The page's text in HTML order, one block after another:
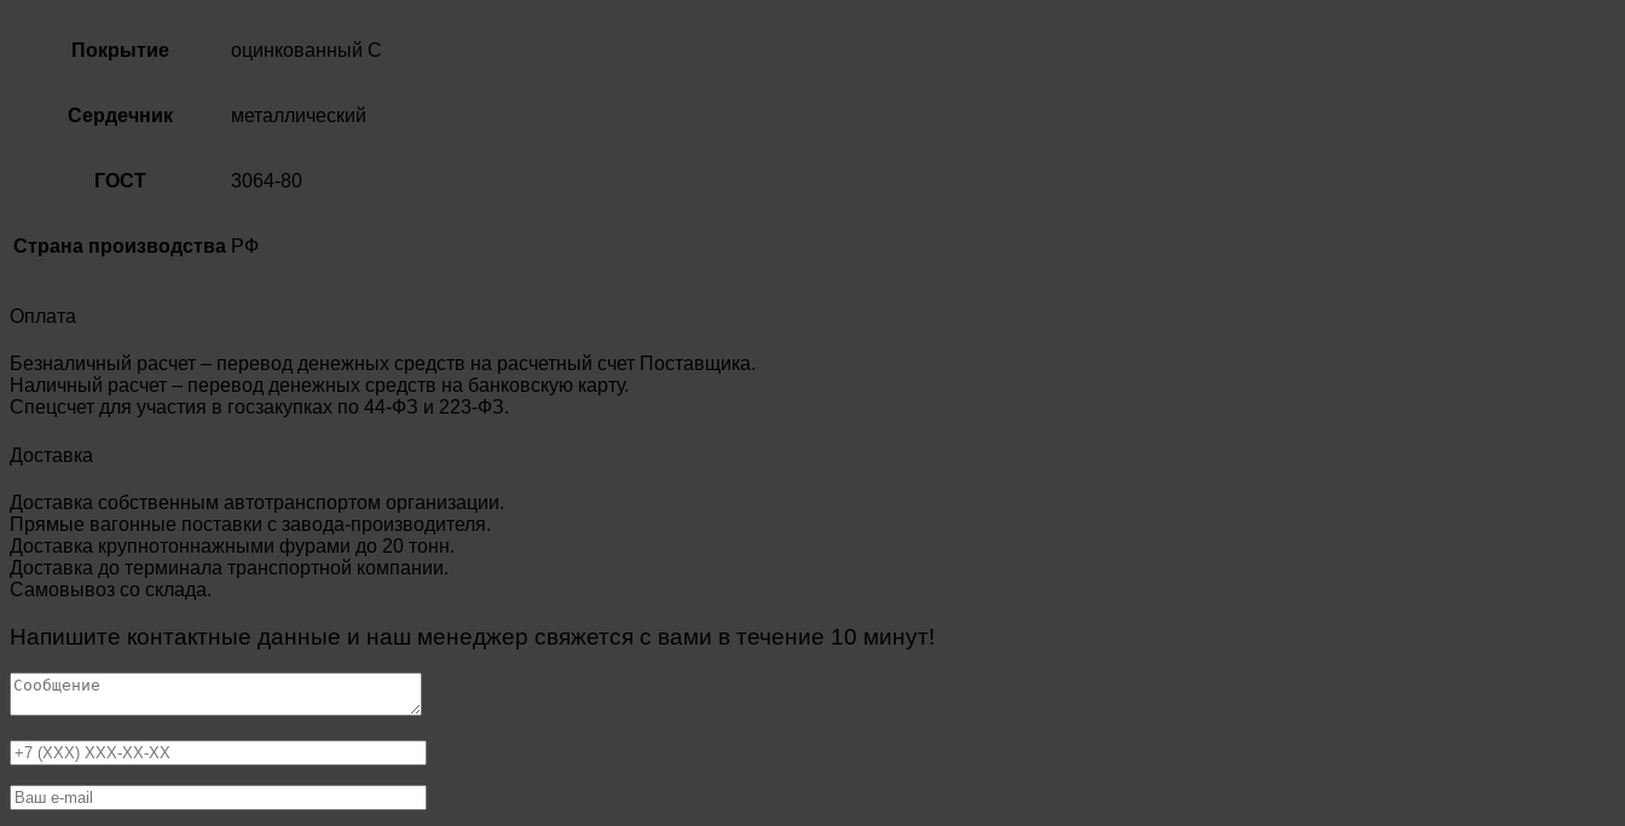
Покрытие оцинкованный С
Сердечник металлический
ГОСТ 3064-80
Страна производства РФ
Оплата
Безналичный расчет – перевод денежных средств на расчетный счет Поставщика.
Наличный расчет – перевод денежных средств на банковскую карту.
Спецсчет для участия в госзакупках по 44-ФЗ и 223-ФЗ.
Доставка
Доставка собственным автотранспортом организации.
Прямые вагонные поставки с завода-производителя.
Доставка крупнотоннажными фурами до 20 тонн.
Доставка до терминала транспортной компании.
Самовывоз со склада.
Напишите контактные данные и наш менеджер свяжется с вами в течение 10 минут!